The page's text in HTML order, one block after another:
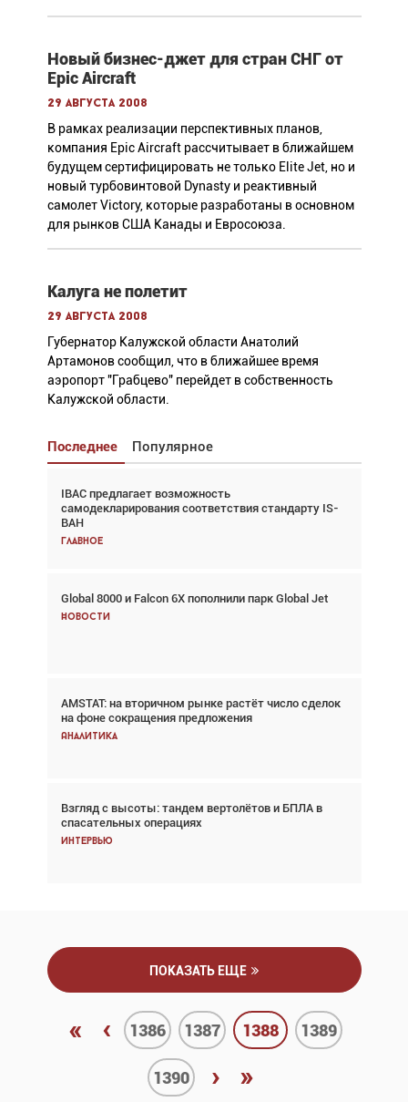
Новый бизнес-джет для стран СНГ от
Epic Aircraft
29 августа 2008
В рамках реализации перспективных планов,
компания Epic Aircraft рассчитывает в ближайшем
будущем сертифицировать не только Elite Jet, но и
новый турбовинтовой Dynasty и реактивный
самолет Victory, которые разработаны в основном
для рынков США Канады и Евросоюза.
Калуга не полетит
29 августа 2008
Губернатор Калужской области Анатолий
Артамонов сообщил, что в ближайшее время
аэропорт "Грабцево" перейдет в собственность
Калужской области.
Последнее Популярное
IBAC предлагает возможность
самодекларирования соответствия стандарту IS-
BAH
Главное
Global 8000 и Falcon 6X пополнили парк Global Jet
Новости
AMSTAT: на вторичном рынке растёт число сделок
на фоне сокращения предложения
Аналитика
Взгляд с высоты: тандем вертолётов и БПЛА в
спасательных операциях
Интервью
Взгляд с высоты: тандем вертолётов и БПЛА в
спасательных операциях
Главное
Авиационный фотограф Дэйв Кох: «Фотография
говорит сама за себя... а ИИ всё портит»
В городах чемпионата мира наблюдался подъём,
хотя общий трафик снизился
Аналитика
Частный самолёт – это актив. Подходите к
покупке соответствующим образом
Интервью
ПОКАЗАТЬ ЕЩЕ
« ‹ 1386 1387 1388 1389
1390 › »